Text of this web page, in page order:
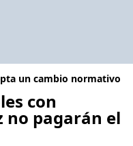
un cambio normativo
con
no pagarán el